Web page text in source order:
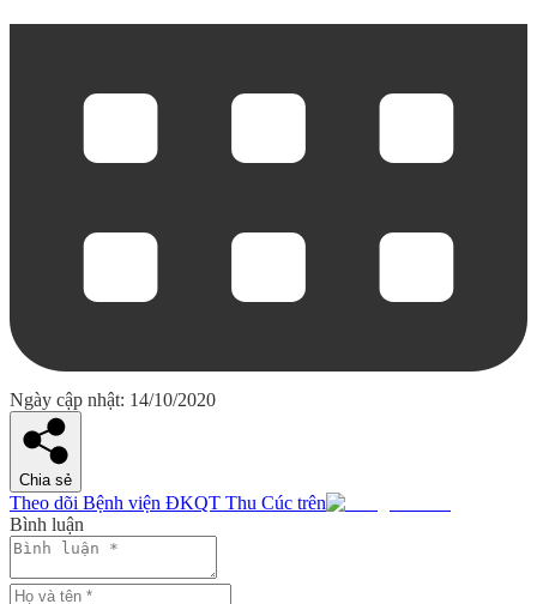
Ngày cập nhật: 14/10/2020
Chia sẻ
Theo dõi Bệnh viện ĐKQT Thu Cúc trên
Bình luận